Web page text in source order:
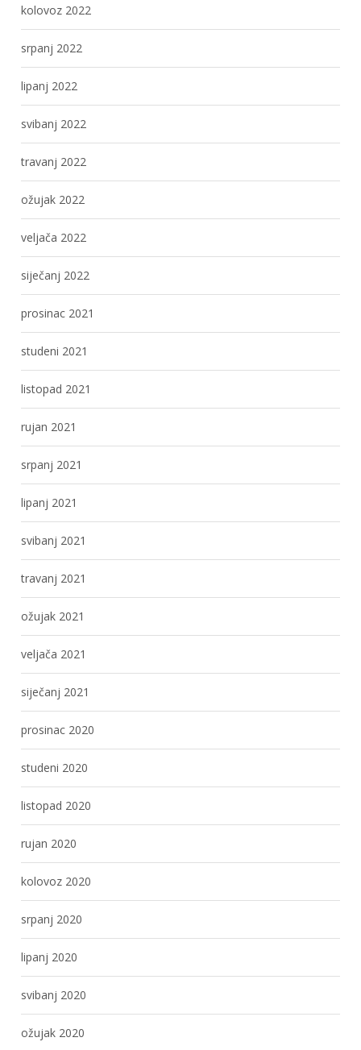
kolovoz 2022
srpanj 2022
lipanj 2022
svibanj 2022
travanj 2022
ožujak 2022
veljača 2022
siječanj 2022
prosinac 2021
studeni 2021
listopad 2021
rujan 2021
srpanj 2021
lipanj 2021
svibanj 2021
travanj 2021
ožujak 2021
veljača 2021
siječanj 2021
prosinac 2020
studeni 2020
listopad 2020
rujan 2020
kolovoz 2020
srpanj 2020
lipanj 2020
svibanj 2020
ožujak 2020